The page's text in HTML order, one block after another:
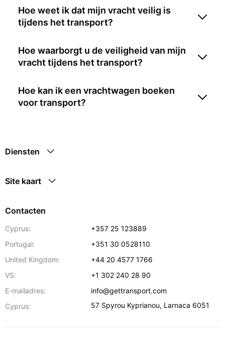
Hoe weet ik dat mijn vracht veilig is
tijdens het transport?
Hoe waarborgt u de veiligheid van mijn
vracht tijdens het transport?
Hoe kan ik een vrachtwagen boeken
voor transport?
Diensten
Site kaart
Contacten
Cyprus:
+357 25 123889
Portugal:
+351 30 0528110
United Kingdom:
+44 20 4577 1766
VS:
+1 302 240 28 90
E-mailadres:
info@gettransport.com
Cyprus:
57 Spyrou Kyprianou, Larnaca 6051